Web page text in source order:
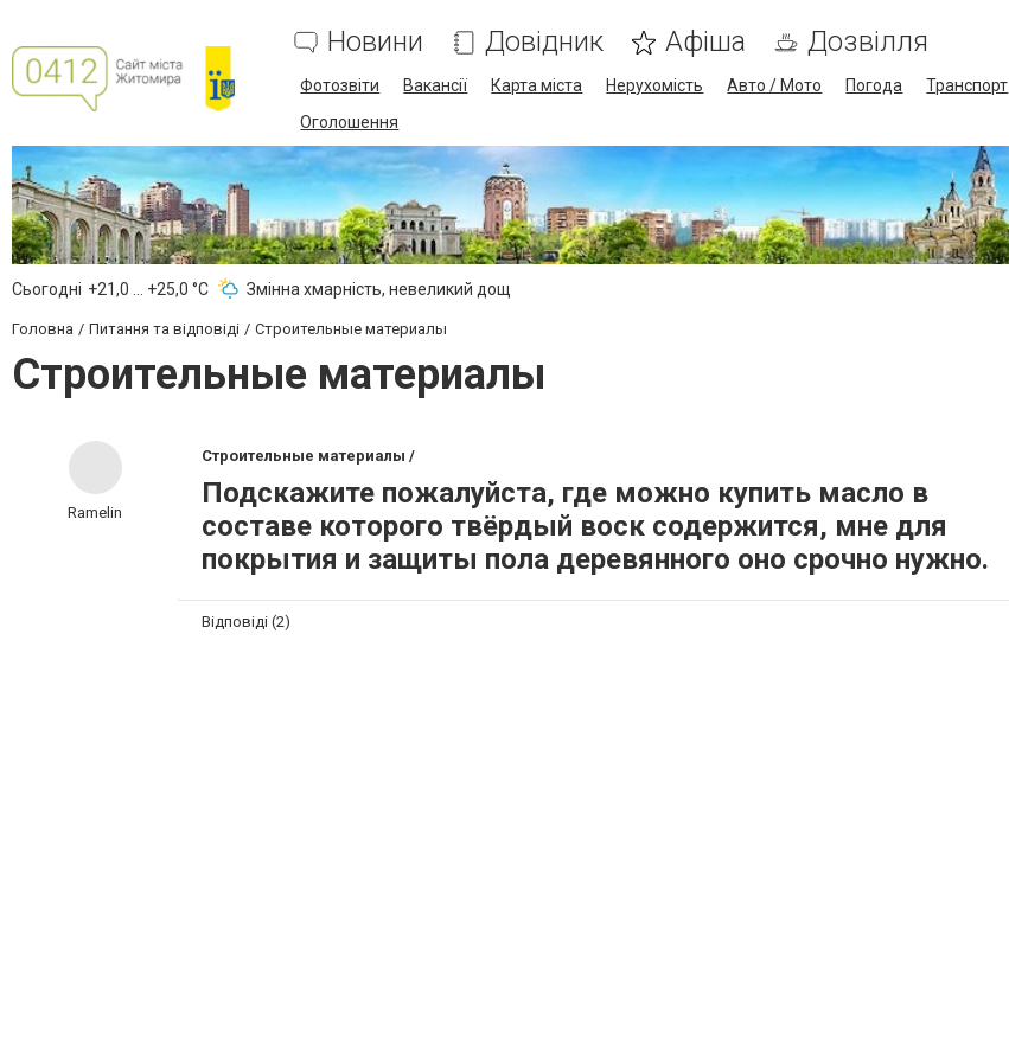
Новини Довідник Афіша Дозвілля
Фотозвіти Вакансії Карта міста Нерухомість Авто / Мото Погода Транспорт
Оголошення
Сьогодні +21,0 ... +25,0 °С Змінна хмарність, невеликий дощ
Головна Питання та відповіді Строительные материалы
Строительные материалы
Ramelin
Строительные материалы /
Подскажите пожалуйста, где можно купить масло в
составе которого твёрдый воск содержится, мне для
покрытия и защиты пола деревянного оно срочно нужно.
Відповіді (2)